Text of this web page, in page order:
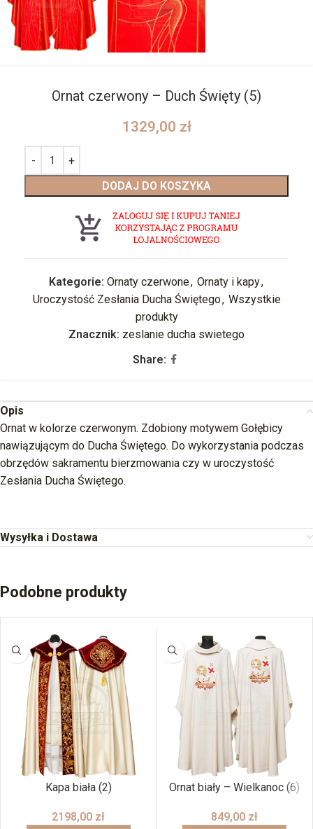
Ornat czerwony – Duch Święty (5)
1329,00 zł
DODAJ DO KOSZYKA
Kategorie: Ornaty czerwone, Ornaty i kapy,
Uroczystość Zesłania Ducha Świętego, Wszystkie
produkty
Znacznik: zeslanie ducha swietego
Share:
Opis
Ornat w kolorze czerwonym. Zdobiony motywem Gołębicy
nawiązującym do Ducha Świętego. Do wykorzystania podczas
obrzędów sakramentu bierzmowania czy w uroczystość
Zesłania Ducha Świętego.
Wysyłka i Dostawa
Podobne produkty
Kapa biała (2)
2198,00 zł
Ornat biały – Wielkanoc (6)
849,00 zł